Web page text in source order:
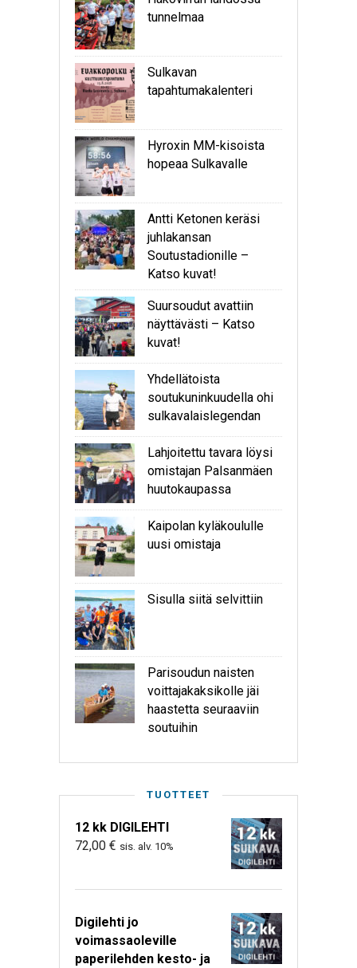
tunnelmaa
Sulkavan
tapahtumakalenteri
Hyroxin MM-kisoista
hopeaa Sulkavalle
Antti Ketonen keräsi
juhlakansan
Soutustadionille –
Katso kuvat!
Suursoudut avattiin
näyttävästi – Katso
kuvat!
Yhdellätoista
soutukuninkuudella ohi
sulkavalaislegendan
Lahjoitettu tavara löysi
omistajan Palsanmäen
huutokaupassa
Kaipolan kyläkoululle
uusi omistaja
Sisulla siitä selvittiin
Parisoudun naisten
voittajakaksikolle jäi
haastetta seuraaviin
soutuihin
TUOTTEET
12 kk DIGILEHTI
72,00 € sis. alv. 10%
Digilehti jo
voimassaoleville
paperilehden kesto- ja